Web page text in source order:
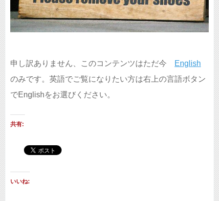
申し訳ありません、このコンテンツはただ今
English
のみです。英語でご覧になりたい方は右上の言語ボタン
でEnglishをお選びください。
共有:
いいね: